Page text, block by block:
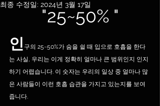
최종 수정일: 2024년 3월 17일
"25~50% "
인 구의 25~50%가 숨을 쉴 때 입으로 호흡을 한다
는 사실, 우리는 이게 정확히 얼마나 큰 범위인지 인지
하기 어렵습니다. 이 숫자는 우리의 일상 중 얼마나 많
은 사람들이 이런 호흡 습관을 가지고 있는지를 보여
줍니다.